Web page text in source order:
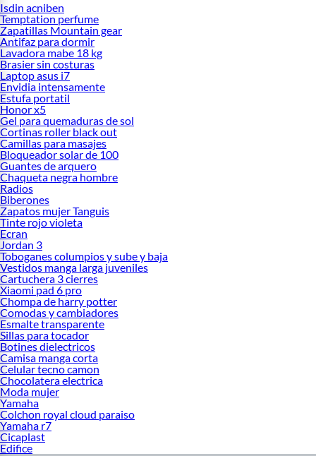
Isdin acniben
Temptation perfume
Zapatillas Mountain gear
Antifaz para dormir
Lavadora mabe 18 kg
Brasier sin costuras
Laptop asus i7
Envidia intensamente
Estufa portatil
Honor x5
Gel para quemaduras de sol
Cortinas roller black out
Camillas para masajes
Bloqueador solar de 100
Guantes de arquero
Chaqueta negra hombre
Radios
Biberones
Zapatos mujer Tanguis
Tinte rojo violeta
Ecran
Jordan 3
Toboganes columpios y sube y baja
Vestidos manga larga juveniles
Cartuchera 3 cierres
Xiaomi pad 6 pro
Chompa de harry potter
Comodas y cambiadores
Esmalte transparente
Sillas para tocador
Botines dielectricos
Camisa manga corta
Celular tecno camon
Chocolatera electrica
Moda mujer
Yamaha
Colchon royal cloud paraiso
Yamaha r7
Cicaplast
Edifice